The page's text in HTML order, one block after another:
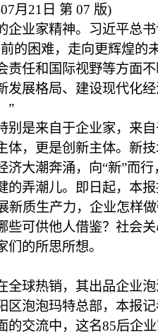
月21日 第 07 版)
业家精神。习近平总书
的困难，走向更辉煌的
责任和国际视野等方面
发展格局、建设现代化
”
是来自于企业家，来自
体，更是创新主体。新
大潮奔涌，向“新”而行
的弄潮儿。即日起，本
新质生产力，企业怎样
些可供他人借鉴？社会
的所思所想。
球热销，其出品企业泡
区泡泡玛特总部，本报
的交流中，这名85后企